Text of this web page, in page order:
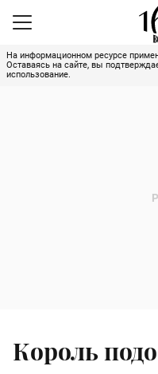
На информационном ресурсе
Оставаясь на сайте, вы
использование.
Король